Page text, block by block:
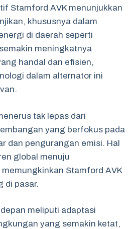
Stamford AVK menunjukkan
khususnya dalam
di daerah seperti
meningkatnya
handal dan efisien,
dalam alternator ini
tak lepas dari
yang berfokus pada
dan pengurangan emisi. Hal
global menuju
Stamford AVK
di pasar.
meliputi adaptasi
yang semakin ketat,